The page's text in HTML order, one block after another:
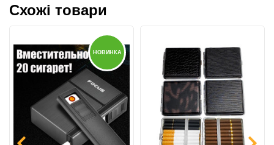
Схожі товари
НОВИНКА